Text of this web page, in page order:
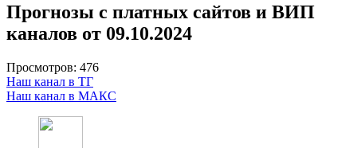
Прогнозы с платных сайтов и ВИП
каналов от 09.10.2024
Просмотров: 476
Наш канал в ТГ
Наш канал в МАКС